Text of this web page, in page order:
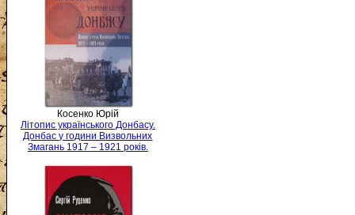
Косенко Юрій
Літопис українського Донбасу.
Донбас у години Визвольних
Змагань 1917 – 1921 років.